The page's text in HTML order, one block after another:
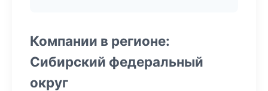
Компании в регионе:
Сибирский федеральный
округ